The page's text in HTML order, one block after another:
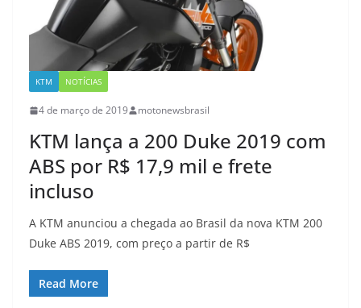
KTM NOTÍCIAS
4 de março de 2019 motonewsbrasil
KTM lança a 200 Duke 2019 com
ABS por R$ 17,9 mil e frete
incluso
A KTM anunciou a chegada ao Brasil da nova KTM 200
Duke ABS 2019, com preço a partir de R$
Read More